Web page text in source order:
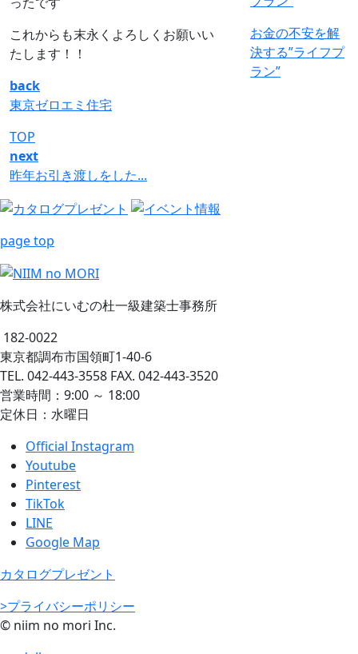
これからも末永くよろしくお願いい
たします！！
back
東京ゼロエミ住宅
TOP
next
昨年お引き渡しをした...
お金の不安を解
決する”ライフプ
ラン”
page top
株式会社にいむの杜一級建築士事務所
182-0022
東京都調布市国領町1-40-6
TEL. 042-443-3558 FAX. 042-443-3520
営業時間：9:00 ～ 18:00
定休日：水曜日
Official Instagram
Youtube
Pinterest
TikTok
LINE
Google Map
カタログプレゼント
>プライバシーポリシー
© niim no mori Inc.